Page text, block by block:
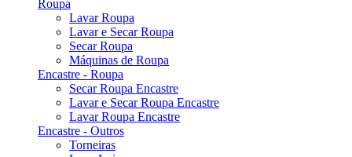
Roupa
Lavar Roupa
Lavar e Secar Roupa
Secar Roupa
Máquinas de Roupa
Encastre - Roupa
Secar Roupa Encastre
Lavar e Secar Roupa Encastre
Lavar Roupa Encastre
Encastre - Outros
Torneiras